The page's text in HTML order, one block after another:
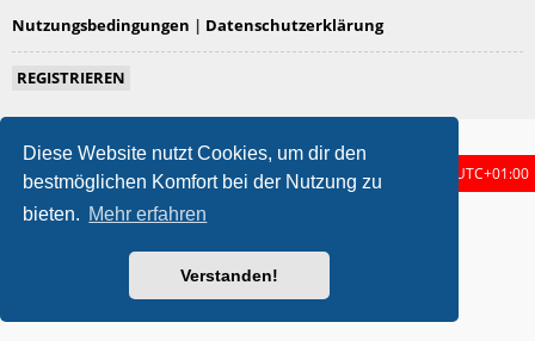
Diese Website nutzt Cookies, um dir den
bestmöglichen Komfort bei der Nutzung zu
bieten. Mehr erfahren
Verstanden!
Nutzungsbedingungen | Datenschutzerklärung
REGISTRIEREN
Foren-Übersicht Alle Zeiten sind UTC+01:00
metrolike style byEric Seguin
phpBB.de
Datenschutz|Nutzungsbedingungen